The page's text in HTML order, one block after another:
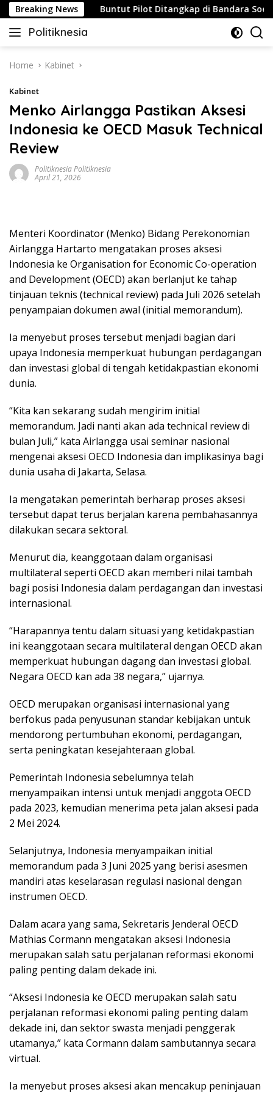
Skip
to
content
Breaking News Buntut Pilot Ditangkap di Bandara Soetta,
Politiknesia
Politiknesia.com
Home Kabinet
Kabinet
Menko Airlangga Pastikan Aksesi
Indonesia ke OECD Masuk Technical
Review
Politiknesia Politiknesia
April 21, 2026
Menteri Koordinator (Menko) Bidang Perekonomian
Airlangga Hartarto mengatakan proses aksesi
Indonesia ke Organisation for Economic Co-operation
and Development (OECD) akan berlanjut ke tahap
tinjauan teknis (technical review) pada Juli 2026 setelah
penyampaian dokumen awal (initial memorandum).
Ia menyebut proses tersebut menjadi bagian dari
upaya Indonesia memperkuat hubungan perdagangan
dan investasi global di tengah ketidakpastian ekonomi
dunia.
“Kita kan sekarang sudah mengirim initial
memorandum. Jadi nanti akan ada technical review di
bulan Juli,” kata Airlangga usai seminar nasional
mengenai aksesi OECD Indonesia dan implikasinya bagi
dunia usaha di Jakarta, Selasa.
Ia mengatakan pemerintah berharap proses aksesi
tersebut dapat terus berjalan karena pembahasannya
dilakukan secara sektoral.
Menurut dia, keanggotaan dalam organisasi
multilateral seperti OECD akan memberi nilai tambah
bagi posisi Indonesia dalam perdagangan dan investasi
internasional.
“Harapannya tentu dalam situasi yang ketidakpastian
ini keanggotaan secara multilateral dengan OECD akan
memperkuat hubungan dagang dan investasi global.
Negara OECD kan ada 38 negara,” ujarnya.
OECD merupakan organisasi internasional yang
berfokus pada penyusunan standar kebijakan untuk
mendorong pertumbuhan ekonomi, perdagangan,
serta peningkatan kesejahteraan global.
Pemerintah Indonesia sebelumnya telah
menyampaikan intensi untuk menjadi anggota OECD
pada 2023, kemudian menerima peta jalan aksesi pada
2 Mei 2024.
Selanjutnya, Indonesia menyampaikan initial
memorandum pada 3 Juni 2025 yang berisi asesmen
mandiri atas keselarasan regulasi nasional dengan
instrumen OECD.
Dalam acara yang sama, Sekretaris Jenderal OECD
Mathias Cormann mengatakan aksesi Indonesia
merupakan salah satu perjalanan reformasi ekonomi
paling penting dalam dekade ini.
“Aksesi Indonesia ke OECD merupakan salah satu
perjalanan reformasi ekonomi paling penting dalam
dekade ini, dan sektor swasta menjadi penggerak
utamanya,” kata Cormann dalam sambutannya secara
virtual.
Ia menyebut proses aksesi akan mencakup peninjauan